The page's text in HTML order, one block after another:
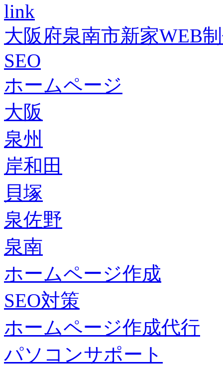
link
大阪府泉南市新家WEB
SEO
ホームページ
大阪
泉州
岸和田
貝塚
泉佐野
泉南
ホームページ作成
SEO対策
ホームページ作成代行
パソコンサポート